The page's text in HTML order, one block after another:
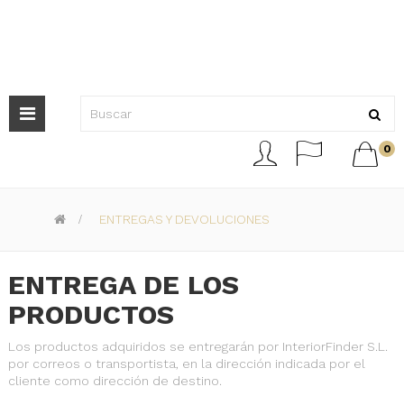
Navegación
de
 0


> ENTREGAS Y DEVOLUCIONES
ENTREGA DE LOS
PRODUCTOS
Los productos adquiridos se entregarán por InteriorFinder S.L.
por correos o transportista, en la dirección indicada por el
cliente como dirección de destino.